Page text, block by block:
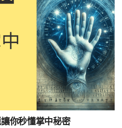
你秒懂掌中秘密